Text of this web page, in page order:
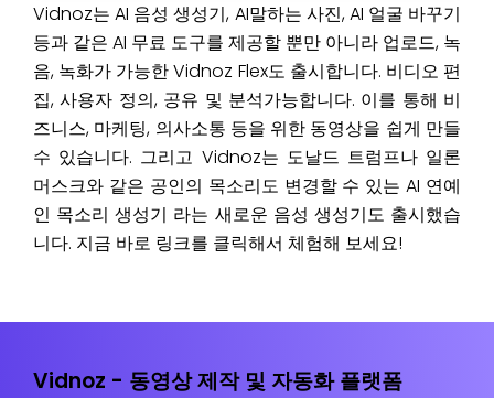
Vidnoz는 AI 음성 생성기, AI말하는 사진, AI 얼굴 바꾸기
등과 같은 AI 무료 도구를 제공할 뿐만 아니라 업로드, 녹
음, 녹화가 가능한 Vidnoz Flex도 출시합니다. 비디오 편
집, 사용자 정의, 공유 및 분석가능합니다. 이를 통해 비
즈니스, 마케팅, 의사소통 등을 위한 동영상을 쉽게 만들
수 있습니다. 그리고 Vidnoz는 도날드 트럼프나 일론
머스크와 같은 공인의 목소리도 변경할 수 있는 AI 연예
인 목소리 생성기 라는 새로운 음성 생성기도 출시했습
니다. 지금 바로 링크를 클릭해서 체험해 보세요!
Vidnoz - 동영상 제작 및 자동화 플랫폼